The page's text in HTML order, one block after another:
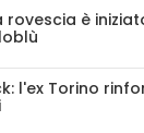
è
l'ex Torino